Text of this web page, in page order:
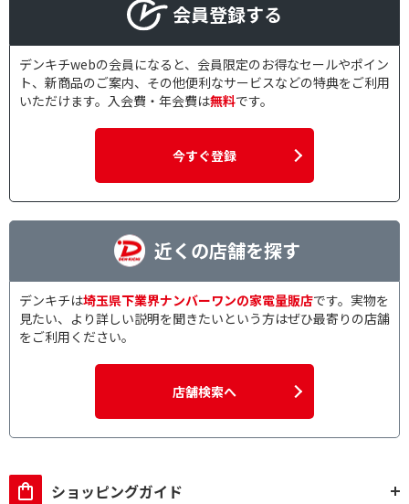
会員登録する
デンキチwebの会員になると、会員限定のお得なセールやポイン
ト、新商品のご案内、その他便利なサービスなどの特典をご利用
いただけます。入会費・年会費は無料です。
今すぐ登録
近くの店舗を探す
デンキチは埼玉県下業界ナンバーワンの家電量販店です。実物を
見たい、より詳しい説明を聞きたいという方はぜひ最寄りの店舗
をご利用ください。
店舗検索へ
ショッピングガイド